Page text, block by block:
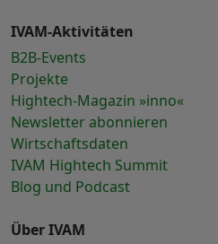
IVAM-Aktivitäten
B2B-Events
Projekte
Hightech-Magazin »inno«
Newsletter abonnieren
Wirtschaftsdaten
IVAM Hightech Summit
Blog und Podcast
Über IVAM